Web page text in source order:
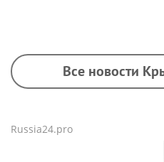
Все новости
Russia24.pro